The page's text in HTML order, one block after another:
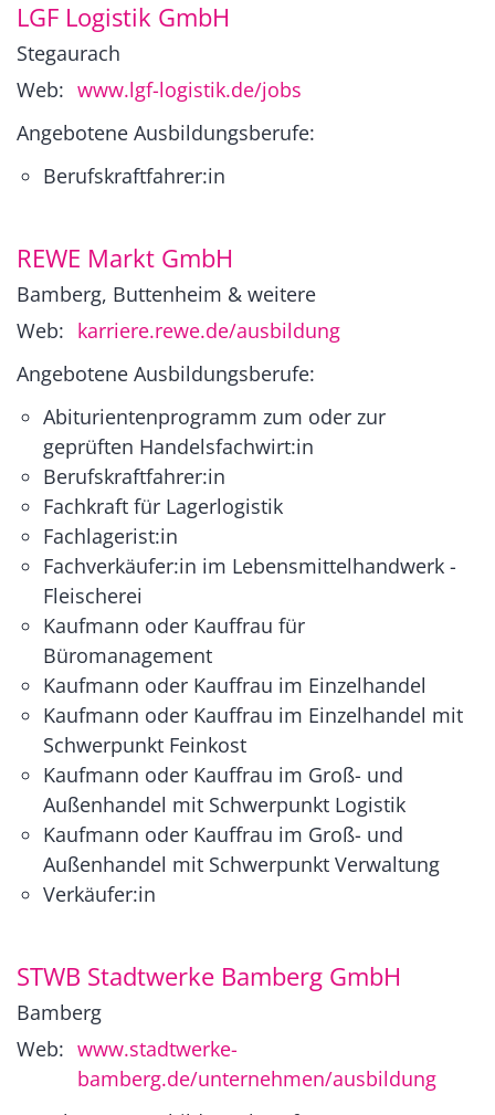
LGF Logistik GmbH
Stegaurach
Web: www.lgf-logistik.de/jobs
Angebotene Ausbildungsberufe:
Berufskraftfahrer:in
REWE Markt GmbH
Bamberg, Buttenheim & weitere
Web: karriere.rewe.de/ausbildung
Angebotene Ausbildungsberufe:
Abiturientenprogramm zum oder zur
geprüften Handelsfachwirt:in
Berufskraftfahrer:in
Fachkraft für Lagerlogistik
Fachlagerist:in
Fachverkäufer:in im Lebensmittelhandwerk -
Fleischerei
Kaufmann oder Kauffrau für
Büromanagement
Kaufmann oder Kauffrau im Einzelhandel
Kaufmann oder Kauffrau im Einzelhandel mit
Schwerpunkt Feinkost
Kaufmann oder Kauffrau im Groß- und
Außenhandel mit Schwerpunkt Logistik
Kaufmann oder Kauffrau im Groß- und
Außenhandel mit Schwerpunkt Verwaltung
Verkäufer:in
STWB Stadtwerke Bamberg GmbH
Bamberg
Web: www.stadtwerke-
bamberg.de/unternehmen/ausbildung